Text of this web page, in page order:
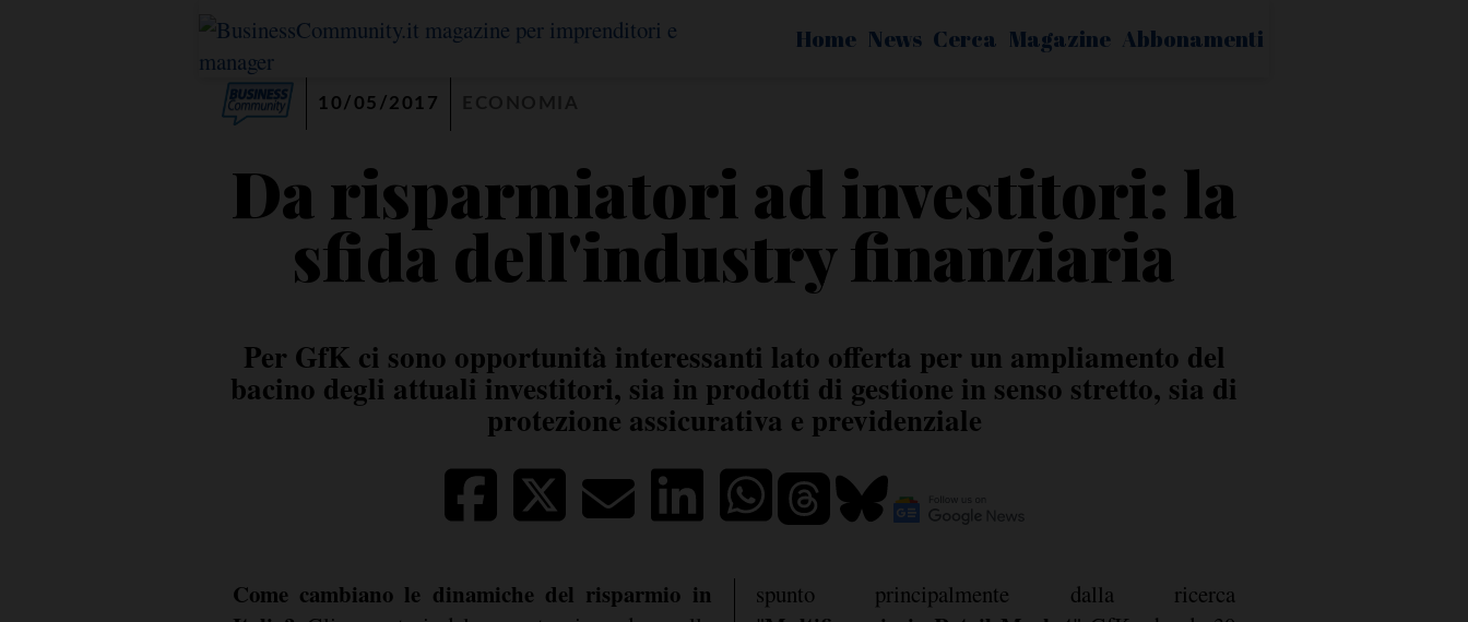
Home News Cerca Magazine Abbonamenti
10/05/2017
Da risparmiatori ad investitori: la
sfida dell'industry finanziaria
Per GfK ci sono opportunità interessanti lato offerta per un ampliamento del
bacino degli attuali investitori, sia in prodotti di gestione in senso stretto, sia di
protezione assicurativa e previdenziale
Come cambiano le dinamiche del risparmio in
spunto principalmente dalla ricerca